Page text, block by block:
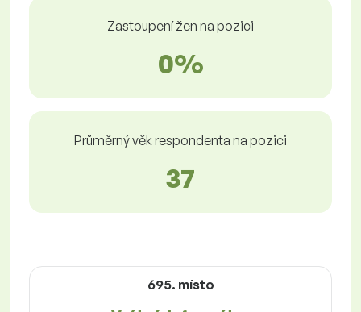
Zastoupení žen na pozici
0%
Průměrný věk respondenta na pozici
37
695. místo